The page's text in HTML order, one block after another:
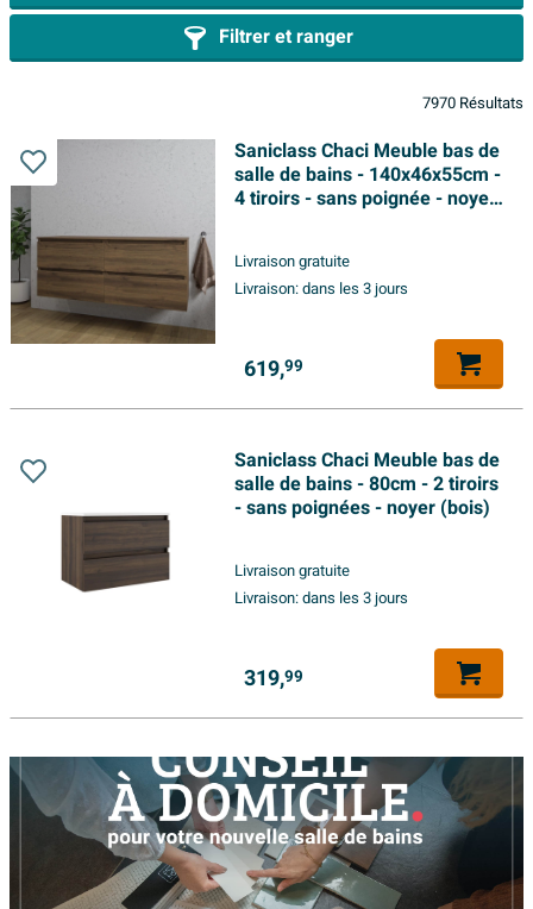
Filtrer et ranger
7970 Résultats
Saniclass Chaci Meuble bas de
salle de bains - 140x46x55cm -
4 tiroirs - sans poignée - noyer
Livraison gratuite
Livraison:dans les 3 jours
619,99
Saniclass Chaci Meuble bas de
salle de bains - 80cm - 2 tiroirs
- sans poignées - noyer (bois)
Livraison gratuite
Livraison:dans les 3 jours
319,99